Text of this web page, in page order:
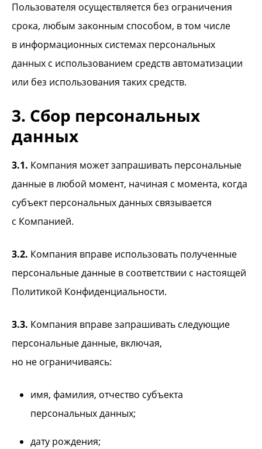
Пользователя осуществляется без ограничения
срока, любым законным способом, в том числе
в информационных системах персональных
данных с использованием средств автоматизации
или без использования таких средств.
3. Сбор персональных
данных
3.1. Компания может запрашивать персональные
данные в любой момент, начиная с момента, когда
субъект персональных данных связывается
с Компанией.
3.2. Компания вправе использовать полученные
персональные данные в соответствии с настоящей
Политикой Конфиденциальности.
3.3. Компания вправе запрашивать следующие
персональные данные, включая,
но не ограничиваясь:
имя, фамилия, отчество субъекта
персональных данных;
дату рождения;